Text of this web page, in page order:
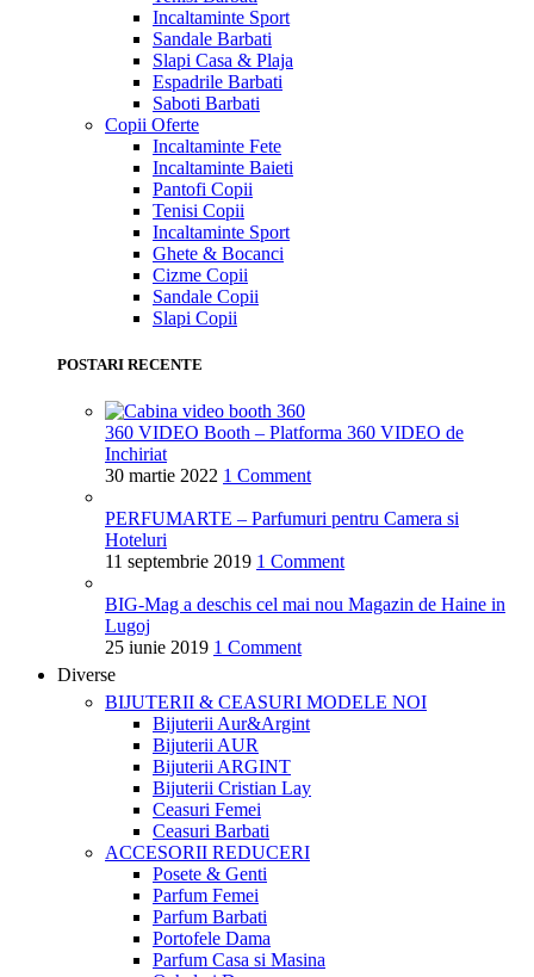
Incaltaminte Sport
Sandale Barbati
Slapi Casa & Plaja
Espadrile Barbati
Saboti Barbati
Copii Oferte
Incaltaminte Fete
Incaltaminte Baieti
Pantofi Copii
Tenisi Copii
Incaltaminte Sport
Ghete & Bocanci
Cizme Copii
Sandale Copii
Slapi Copii
POSTARI RECENTE
360 VIDEO Booth – Platforma 360 VIDEO de
Inchiriat
30 martie 2022 1 Comment
PERFUMARTE – Parfumuri pentru Camera si
Hoteluri
11 septembrie 2019 1 Comment
BIG-Mag a deschis cel mai nou Magazin de Haine in
Lugoj
25 iunie 2019 1 Comment
Diverse
BIJUTERII & CEASURI MODELE NOI
Bijuterii Aur&Argint
Bijuterii AUR
Bijuterii ARGINT
Bijuterii Cristian Lay
Ceasuri Femei
Ceasuri Barbati
ACCESORII REDUCERI
Posete & Genti
Parfum Femei
Parfum Barbati
Portofele Dama
Parfum Casa si Masina